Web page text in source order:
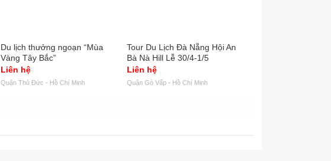
Du lịch thưởng ngoạn “Mùa
Vàng Tây Bắc”
Liên hệ
Quận Thủ Đức - Hồ Chí Minh
Tour Du Lịch Đà Nẵng Hội An
Bà Nà Hill Lễ 30/4-1/5
Liên hệ
Quận Gò Vấp - Hồ Chí Minh